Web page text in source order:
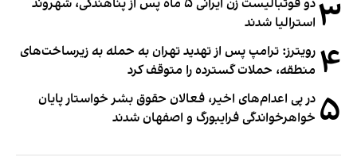
۳
دو فوتبالیست زن ایرانی ۵ ماه پس از پناهندگی، شهروند
استرالیا شدند
۴ رویترز: ترامپ پس از تهدید تهران به حمله به زیرساخت‌های
منطقه، حملات گسترده را متوقف کرد
۵ در پی اعدام‌های اخیر، فعالان حقوق بشر خواستار پایان
خواهرخواندگی فرایبورگ و اصفهان شدند